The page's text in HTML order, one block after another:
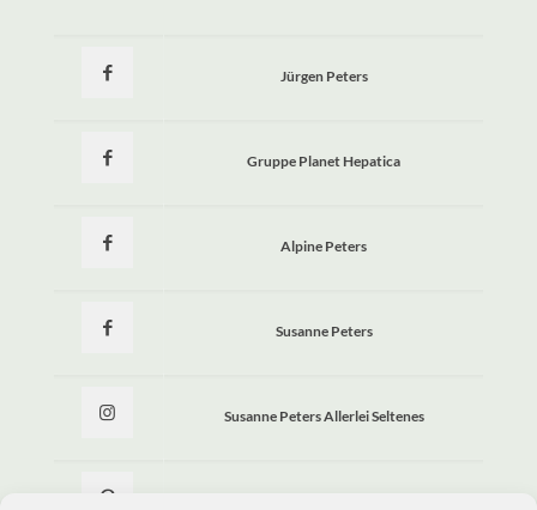
Jürgen Peters
Gruppe Planet Hepatica
Alpine Peters
Susanne Peters
Susanne Peters Allerlei Seltenes